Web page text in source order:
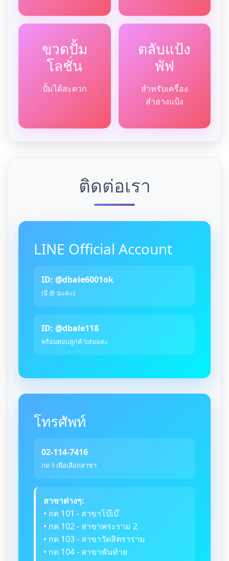
ขวดปั้ม
โลชั่น
ปั้มได้สะดวก
ตลับแป้ง
พัฟ
สำหรับเครื่อง
สำอางแป้ง
ติดต่อเรา
LINE Official Account
ID: @dbale6001ok
(มี @ นะคะ)
ID: @dbale118
พร้อมตอบลูกค้าเสมอค่ะ
โทรศัพท์
02-114-7416
กด 1 เพื่อเลือกสาขา
สาขาต่างๆ:
• กด 101 - สาขาโบ๊เบ๊
• กด 102 - สาขาพระราม 2
• กด 103 - สาขาวัดสิตราราม
• กด 104 - สาขาพันท้าย